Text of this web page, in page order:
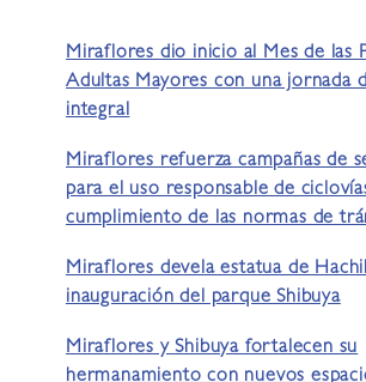
Miraflores dio inicio al Mes de las
Adultas Mayores con una jornada
integral
Miraflores refuerza campañas de
para el uso responsable de
cumplimiento de las normas de
Miraflores devela estatua de
inauguración del parque Shibuya
Miraflores y Shibuya fortalecen su
hermanamiento con nuevos